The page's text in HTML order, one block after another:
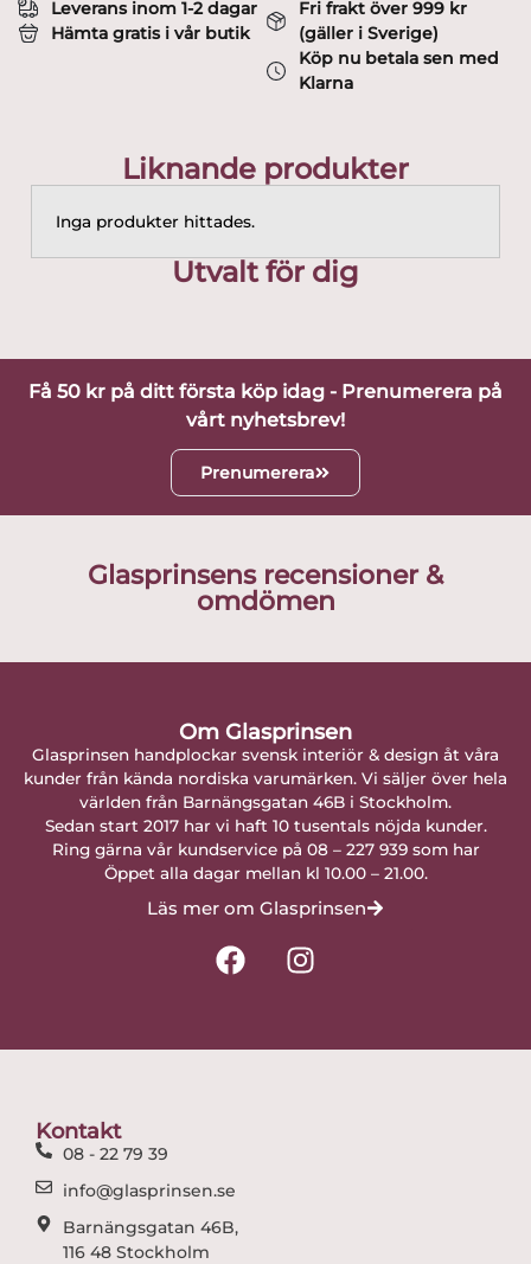
Leverans inom 1-2 dagar
Hämta gratis i vår butik
Fri frakt över 999 kr
(gäller i Sverige)
Köp nu betala sen med
Klarna
Liknande produkter
Inga produkter hittades.
Utvalt för dig
Få 50 kr på ditt första köp idag - Prenumerera på
vårt nyhetsbrev!
Prenumerera
Glasprinsens recensioner &
omdömen
Om Glasprinsen
Glasprinsen handplockar svensk interiör & design åt våra
kunder från kända nordiska varumärken. Vi säljer över hela
världen från Barnängsgatan 46B i Stockholm.
Sedan start 2017 har vi haft 10 tusentals nöjda kunder.
Ring gärna vår kundservice på 08 – 227 939 som har
Öppet alla dagar mellan kl 10.00 – 21.00.
Läs mer om Glasprinsen
F
a
I
n
Kontakt
08 - 22 79 39
info@glasprinsen.se
Barnängsgatan 46B,
116 48 Stockholm